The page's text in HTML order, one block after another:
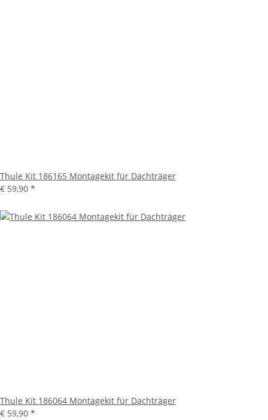
Thule Kit 186165 Montagekit für Dachträger
€ 59,90 *
Thule Kit 186064 Montagekit für Dachträger
€ 59,90 *